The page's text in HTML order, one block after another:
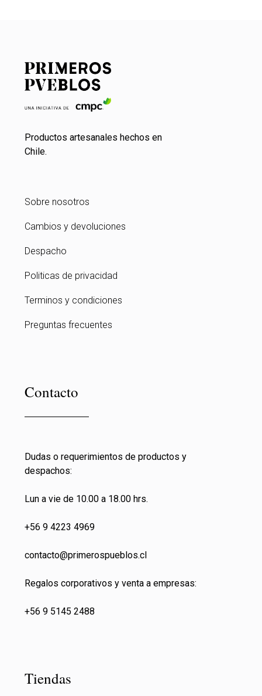
Productos artesanales hechos en
Chile.
Sobre nosotros
Cambios y devoluciones
Despacho
Politicas de privacidad
Terminos y condiciones
Preguntas frecuentes
Contacto
Dudas o requerimientos de productos y
despachos:
Lun a vie de 10.00 a 18.00 hrs.
+56 9 4223 4969
contacto@primerospueblos.cl
Regalos corporativos y venta a empresas:
+56 9 5145 2488
Tiendas